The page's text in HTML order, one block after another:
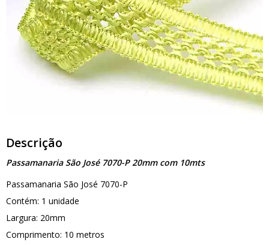
Descrição
Passamanaria São José 7070-P 20mm com 10mts
Passamanaria São José 7070-P
Contém: 1 unidade
Largura: 20mm
Comprimento: 10 metros